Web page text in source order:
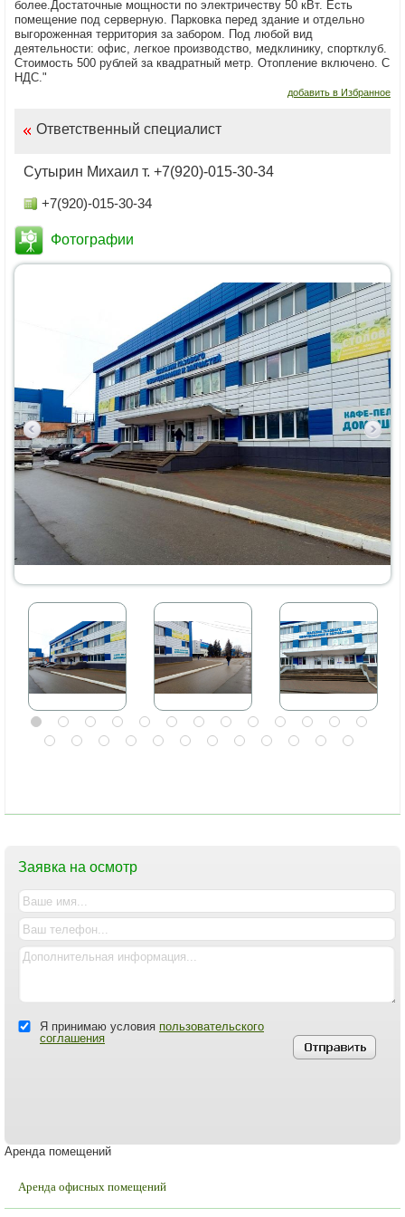
более.Достаточные мощности по электричеству 50 кВт. Есть
помещение под серверную. Парковка перед здание и отдельно
выгороженная территория за забором. Под любой вид
деятельности: офис, легкое производство, медклинику, спортклуб.
Стоимость 500 рублей за квадратный метр. Отопление включено. С
НДС."
добавить в Избранное
Ответственный специалист
Сутырин Михаил т. +7(920)-015-30-34
+7(920)-015-30-34
Фотографии
Заявка на осмотр
Я принимаю условия пользовательского
соглашения
Аренда помещений
Аренда офисных помещений